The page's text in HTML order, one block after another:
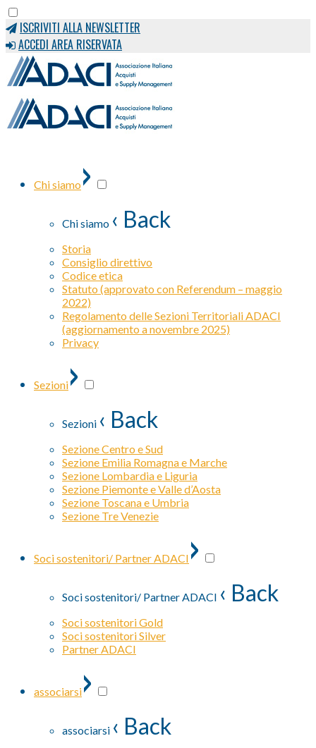
ISCRIVITI ALLA NEWSLETTER
ACCEDI AREA RISERVATA
Chi siamo ›
Chi siamo ‹ Back
Storia
Consiglio direttivo
Codice etica
Statuto (approvato con Referendum – maggio
2022)
Regolamento delle Sezioni Territoriali ADACI
(aggiornamento a novembre 2025)
Privacy
Sezioni›
Sezioni ‹ Back
Sezione Centro e Sud
Sezione Emilia Romagna e Marche
Sezione Lombardia e Liguria
Sezione Piemonte e Valle d’Aosta
Sezione Toscana e Umbria
Sezione Tre Venezie
Soci sostenitori/ Partner ADACI ›
Soci sostenitori/ Partner ADACI ‹ Back
Soci sostenitori Gold
Soci sostenitori Silver
Partner ADACI
associarsi›
associarsi ‹ Back